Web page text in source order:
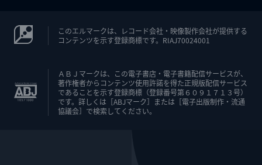
このエルマークは、レコード会社・映像製作会社が提供する
コンテンツを示す登録商標です。RIAJ70024001
ＡＢＪマークは、この電子書店・電子書籍配信サービスが、
著作権者からコンテンツ使用許諾を得た正規版配信サービス
であることを示す登録商標（登録番号第６０９１７１３号）
です。詳しくは［ABJマーク］または［電子出版制作・流通
協議会］で検索してください。